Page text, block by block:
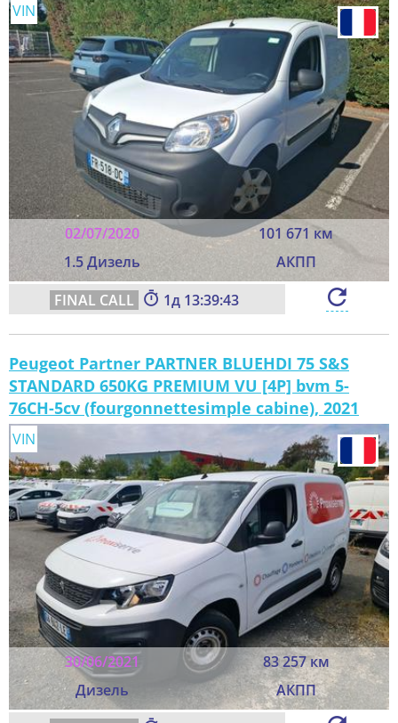
02/07/2020
101 671 км
1.5 Дизель
АКПП
VIN
1 13:39:41
Peugeot Partner PARTNER BLUEHDI 75 S&S
STANDARD 650KG PREMIUM VU [4P] bvm 5-
76CH-5cv (fourgonnettesimple cabine), 2021
30/06/2021
83 257 км
Дизель
АКПП
VIN